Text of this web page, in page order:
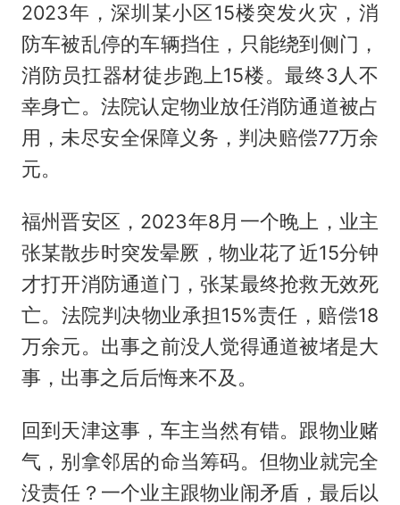
2023年，深圳某小区15楼突发火灾，消
防车被乱停的车辆挡住，只能绕到侧门，
消防员扛器材徒步跑上15楼。最终3人不
幸身亡。法院认定物业放任消防通道被占
用，未尽安全保障义务，判决赔偿77万余
元。
福州晋安区，2023年8月一个晚上，业主
张某散步时突发晕厥，物业花了近15分钟
才打开消防通道门，张某最终抢救无效死
亡。法院判决物业承担15%责任，赔偿18
万余元。出事之前没人觉得通道被堵是大
事，出事之后后悔来不及。
回到天津这事，车主当然有错。跟物业赌
气，别拿邻居的命当筹码。但物业就完全
没责任？一个业主跟物业闹矛盾，最后以